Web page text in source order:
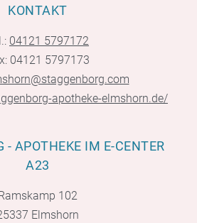
KONTAKT
04121 5797172
04121 5797173
apotheke-elmshorn.de/
- APOTHEKE IM E-CENTER
A23
Ramskamp 102
Elmshorn